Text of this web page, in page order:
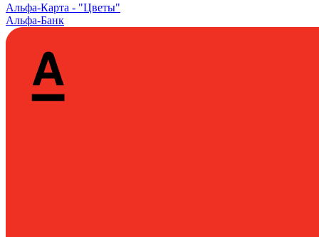
Альфа‑Карта - "Цветы"
Альфа-Банк